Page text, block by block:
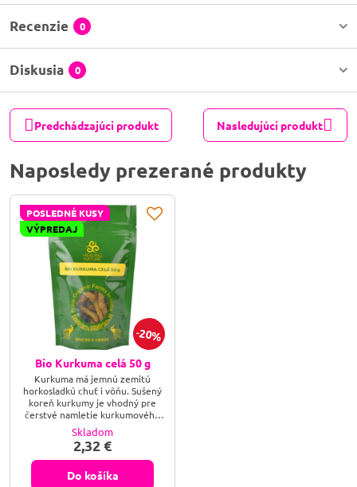
Recenzie 0
Diskusia 0
Predchádzajúci produkt Nasledujúci produkt
Naposledy prezerané produkty
20%
POSLEDNÉ KUSY
VÝPREDAJ
Bio Kurkuma celá 50 g
Kurkuma má jemnú zemitú
horkosladkú chuť i vôňu. Sušený
koreň kurkumy je vhodný pre
čerstvé namletie kurkumového
prášku či strúhanie.
Skladom
2,32 €
Do košíka